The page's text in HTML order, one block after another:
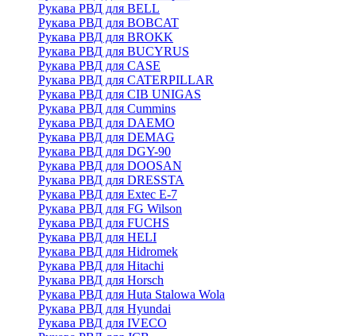
Рукава РВД для BELL
Рукава РВД для BOBCAT
Рукава РВД для BROKK
Рукава РВД для BUCYRUS
Рукава РВД для CASE
Рукава РВД для CATERPILLAR
Рукава РВД для CIB UNIGAS
Рукава РВД для Cummins
Рукава РВД для DAEMO
Рукава РВД для DEMAG
Рукава РВД для DGY-90
Рукава РВД для DOOSAN
Рукава РВД для DRESSTA
Рукава РВД для Extec E-7
Рукава РВД для FG Wilson
Рукава РВД для FUCHS
Рукава РВД для HELI
Рукава РВД для Hidromek
Рукава РВД для Hitachi
Рукава РВД для Horsch
Рукава РВД для Huta Stalowa Wola
Рукава РВД для Hyundai
Рукава РВД для IVECO